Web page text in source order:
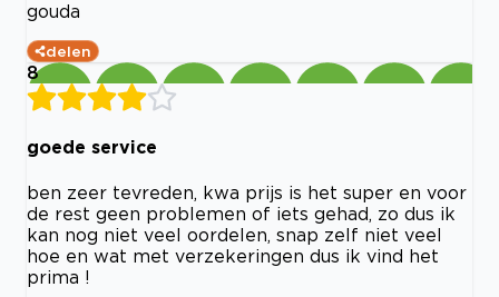
gouda
delen
8
goede service
ben zeer tevreden, kwa prijs is het super en voor
de rest geen problemen of iets gehad, zo dus ik
kan nog niet veel oordelen, snap zelf niet veel
hoe en wat met verzekeringen dus ik vind het
prima !